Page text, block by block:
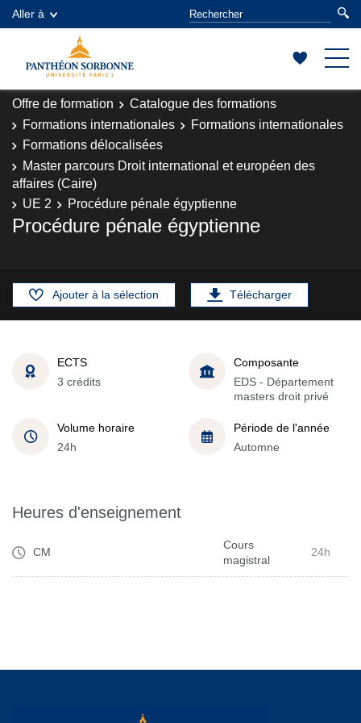
Aller à
Offre de formation
Catalogue des formations
Formations internationales
Formations internationales
Formations délocalisées
Master parcours Droit international et européen des
affaires (Caire)
UE 2
Procédure pénale égyptienne
Procédure pénale égyptienne
Ajouter à la sélection Télécharger
ECTS
3 crédits
Composante
EDS - Département
masters droit privé
Volume horaire
24h
Période de l'année
Automne
Heures d'enseignement
CM
Cours
magistral
24h